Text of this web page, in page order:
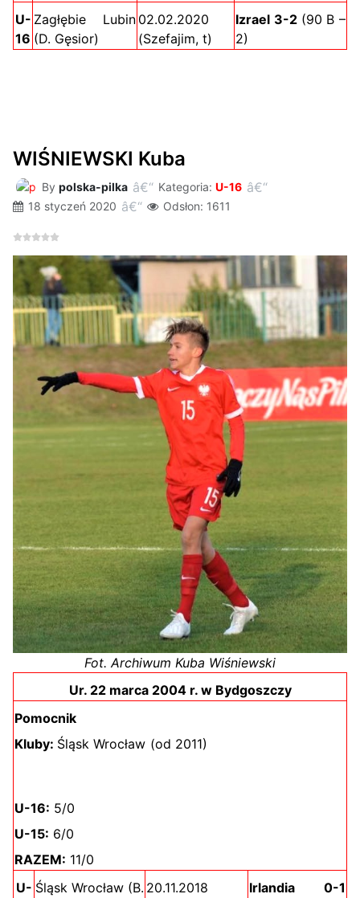
U-
16
Zagłębie Lubin
(D. Gęsior)
02.02.2020
(Szefajim, t)
Izrael 3-2 (90 B –
2)
WIŚNIEWSKI Kuba
By polska-pilka Kategoria: U-16
18 styczeń 2020
Odsłon: 1611
Fot. Archiwum Kuba Wiśniewski
Ur. 22 marca 2004 r. w Bydgoszczy
Pomocnik
Kluby: Śląsk Wrocław (od 2011)
U-16: 5/0
U-15: 6/0
RAZEM: 11/0
U- Śląsk Wrocław (B. 20.11.2018
Irlandia 0-1